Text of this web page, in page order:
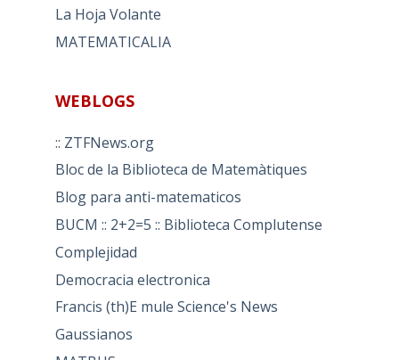
La Hoja Volante
MATEMATICALIA
WEBLOGS
:: ZTFNews.org
Bloc de la Biblioteca de Matemàtiques
Blog para anti-matematicos
BUCM :: 2+2=5 :: Biblioteca Complutense
Complejidad
Democracia electronica
Francis (th)E mule Science's News
Gaussianos